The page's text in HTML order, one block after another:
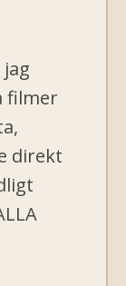
filmer
direkt